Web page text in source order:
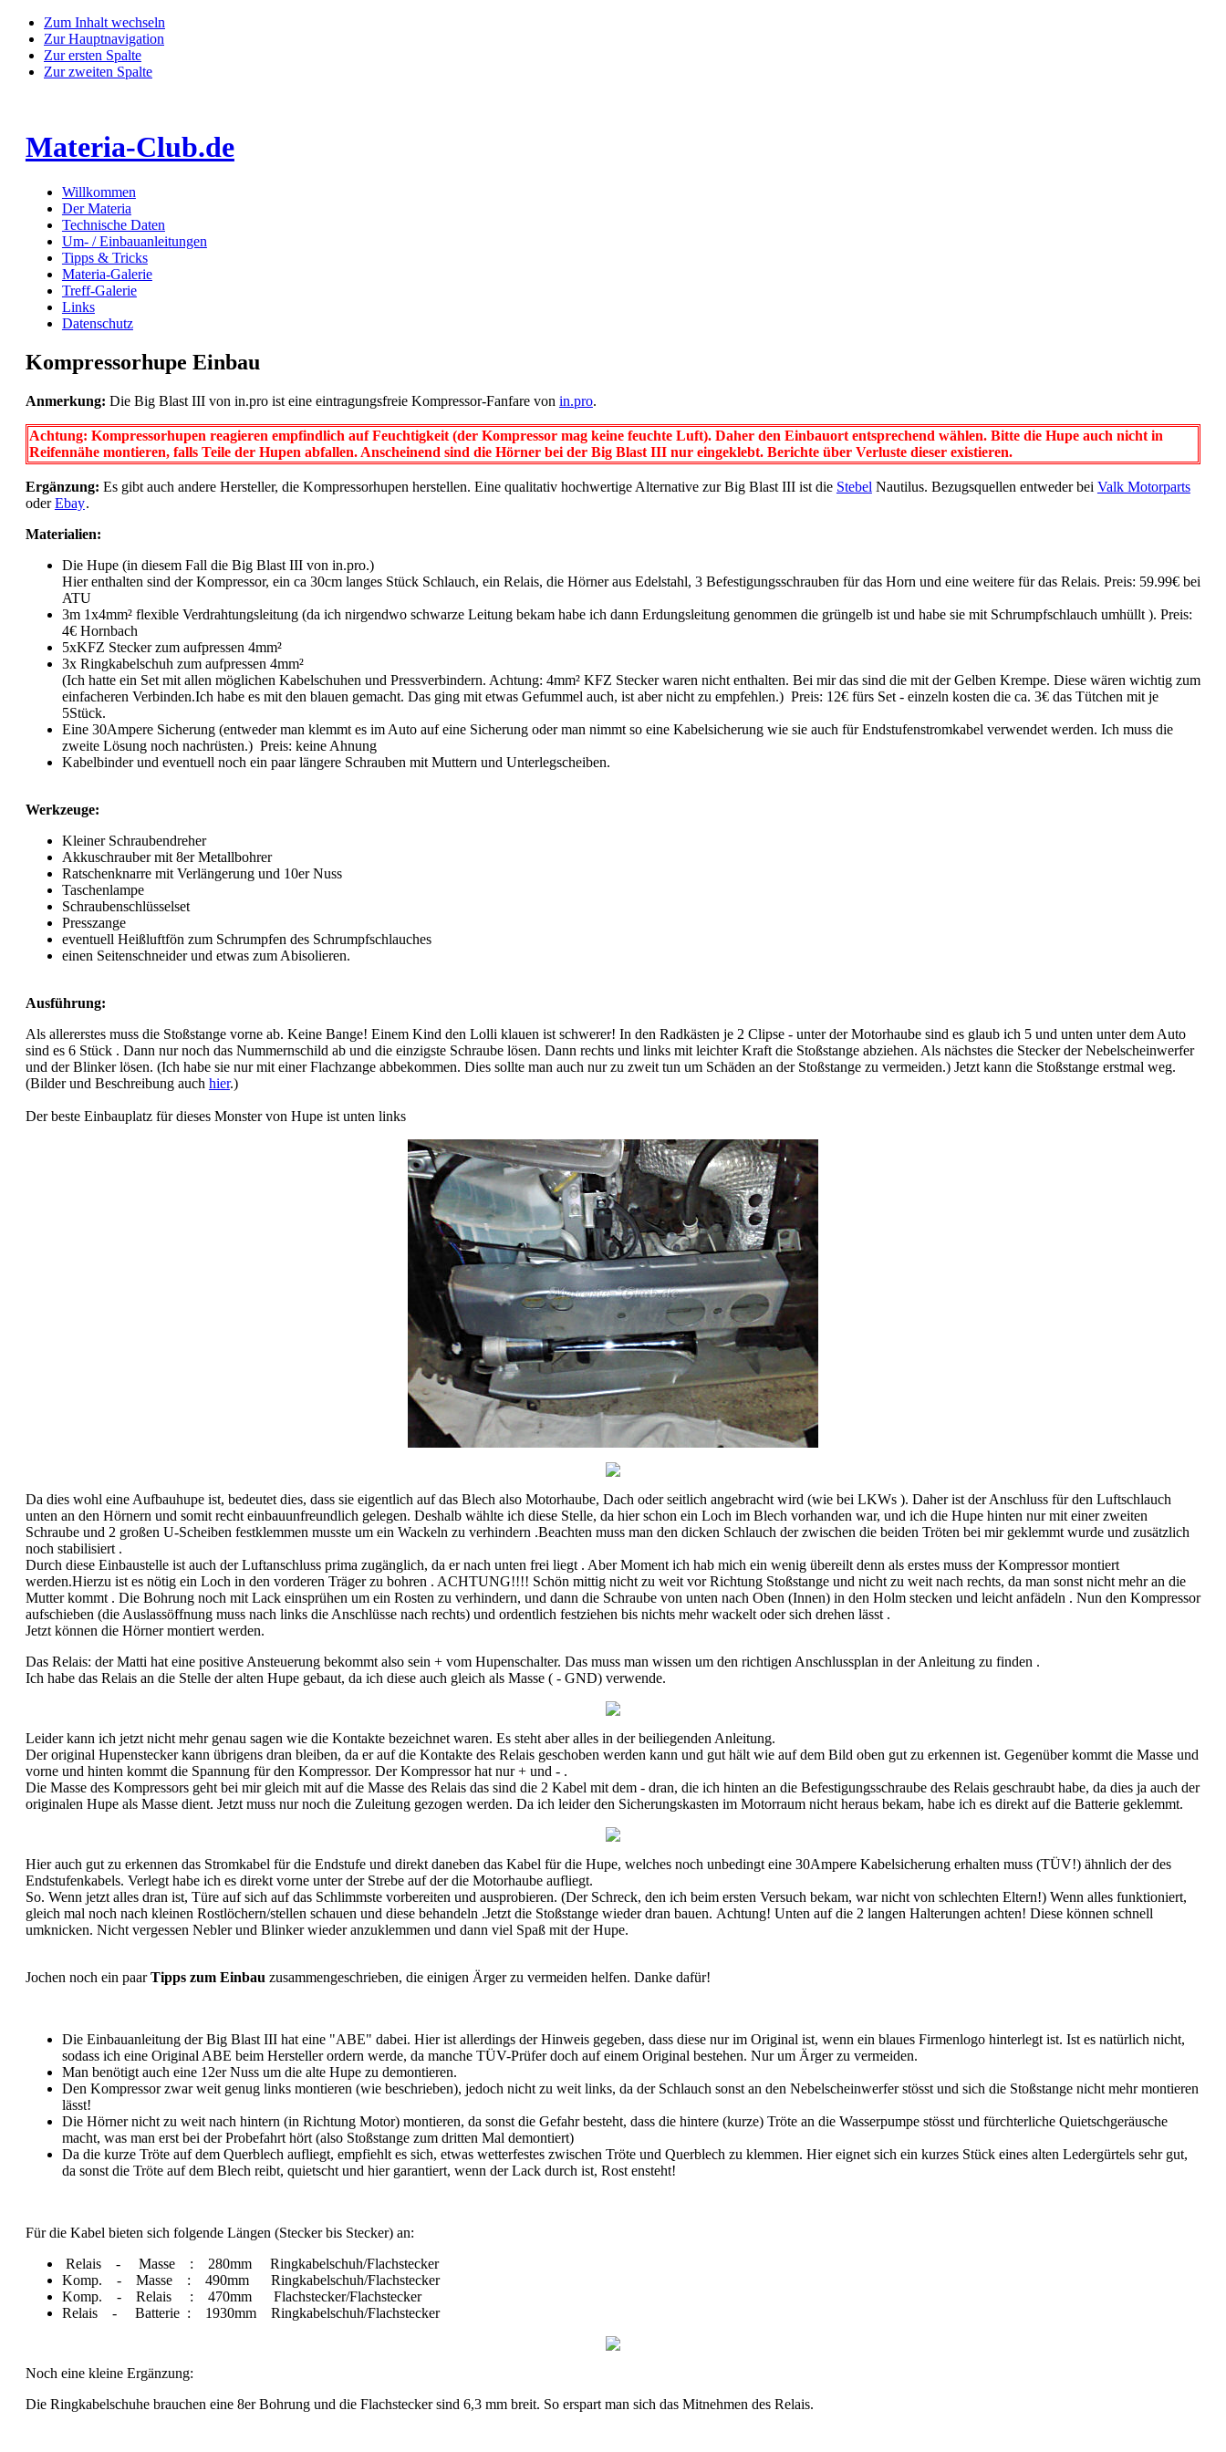
Zum Inhalt wechseln
Zur Hauptnavigation
Zur ersten Spalte
Zur zweiten Spalte
Materia-Club.de
Willkommen
Der Materia
Technische Daten
Um- / Einbauanleitungen
Tipps & Tricks
Materia-Galerie
Treff-Galerie
Links
Datenschutz
Kompressorhupe Einbau
Anmerkung: Die Big Blast III von in.pro ist eine eintragungsfreie Kompressor-Fanfare von in.pro.
Achtung: Kompressorhupen reagieren empfindlich auf Feuchtigkeit (der Kompressor mag keine feuchte Luft). Daher den Einbauort entsprechend wählen. Bitte die Hupe auch nicht in
Reifennähe montieren, falls Teile der Hupen abfallen. Anscheinend sind die Hörner bei der Big Blast III nur eingeklebt. Berichte über Verluste dieser existieren.
Ergänzung: Es gibt auch andere Hersteller, die Kompressorhupen herstellen. Eine qualitativ hochwertige Alternative zur Big Blast III ist die Stebel Nautilus. Bezugsquellen entweder bei Valk Motorparts
oderEbay.
Materialien:
Die Hupe (in diesem Fall die Big Blast III von in.pro.)
Hier enthalten sind der Kompressor, ein ca 30cm langes Stück Schlauch, ein Relais, die Hörner aus Edelstahl, 3 Befestigungsschrauben für das Horn und eine weitere für das Relais. Preis: 59.99€ bei
ATU
3m 1x4mm² flexible Verdrahtungsleitung (da ich nirgendwo schwarze Leitung bekam habe ich dann Erdungsleitung genommen die grüngelb ist und habe sie mit Schrumpfschlauch umhüllt ). Preis:
4€ Hornbach
5xKFZ Stecker zum aufpressen 4mm²
3x Ringkabelschuh zum aufpressen 4mm²
(Ich hatte ein Set mit allen möglichen Kabelschuhen und Pressverbindern. Achtung: 4mm² KFZ Stecker waren nicht enthalten. Bei mir das sind die mit der Gelben Krempe. Diese wären wichtig zum
einfacheren Verbinden.Ich habe es mit den blauen gemacht. Das ging mit etwas Gefummel auch, ist aber nicht zu empfehlen.) Preis: 12€ fürs Set - einzeln kosten die ca. 3€ das Tütchen mit je
5Stück.
Eine 30Ampere Sicherung (entweder man klemmt es im Auto auf eine Sicherung oder man nimmt so eine Kabelsicherung wie sie auch für Endstufenstromkabel verwendet werden. Ich muss die
zweite Lösung noch nachrüsten.) Preis: keine Ahnung
Kabelbinder und eventuell noch ein paar längere Schrauben mit Muttern und Unterlegscheiben.
Werkzeuge:
Kleiner Schraubendreher
Akkuschrauber mit 8er Metallbohrer
Ratschenknarre mit Verlängerung und 10er Nuss
Taschenlampe
Schraubenschlüsselset
Presszange
eventuell Heißluftfön zum Schrumpfen des Schrumpfschlauches
einen Seitenschneider und etwas zum Abisolieren.
Ausführung:
Als allererstes muss die Stoßstange vorne ab. Keine Bange! Einem Kind den Lolli klauen ist schwerer! In den Radkästen je 2 Clipse - unter der Motorhaube sind es glaub ich 5 und unten unter dem Auto
sind es 6 Stück . Dann nur noch das Nummernschild ab und die einzigste Schraube lösen. Dann rechts und links mit leichter Kraft die Stoßstange abziehen. Als nächstes die Stecker der Nebelscheinwerfer
und der Blinker lösen. (Ich habe sie nur mit einer Flachzange abbekommen. Dies sollte man auch nur zu zweit tun um Schäden an der Stoßstange zu vermeiden.) Jetzt kann die Stoßstange erstmal weg.
(Bilder und Beschreibung auch hier.)
Der beste Einbauplatz für dieses Monster von Hupe ist unten links
Da dies wohl eine Aufbauhupe ist, bedeutet dies, dass sie eigentlich auf das Blech also Motorhaube, Dach oder seitlich angebracht wird (wie bei LKWs ). Daher ist der Anschluss für den Luftschlauch
unten an den Hörnern und somit recht einbauunfreundlich gelegen. Deshalb wählte ich diese Stelle, da hier schon ein Loch im Blech vorhanden war, und ich die Hupe hinten nur mit einer zweiten
Schraube und 2 großen U-Scheiben festklemmen musste um ein Wackeln zu verhindern .Beachten muss man den dicken Schlauch der zwischen die beiden Tröten bei mir geklemmt wurde und zusätzlich
noch stabilisiert .
Durch diese Einbaustelle ist auch der Luftanschluss prima zugänglich, da er nach unten frei liegt . Aber Moment ich hab mich ein wenig übereilt denn als erstes muss der Kompressor montiert
werden.Hierzu ist es nötig ein Loch in den vorderen Träger zu bohren . ACHTUNG!!!! Schön mittig nicht zu weit vor Richtung Stoßstange und nicht zu weit nach rechts, da man sonst nicht mehr an die
Mutter kommt . Die Bohrung noch mit Lack einsprühen um ein Rosten zu verhindern, und dann die Schraube von unten nach Oben (Innen) in den Holm stecken und leicht anfädeln . Nun den Kompressor
aufschieben (die Auslassöffnung muss nach links die Anschlüsse nach rechts) und ordentlich festziehen bis nichts mehr wackelt oder sich drehen lässt .
Jetzt können die Hörner montiert werden.
Das Relais: der Matti hat eine positive Ansteuerung bekommt also sein + vom Hupenschalter. Das muss man wissen um den richtigen Anschlussplan in der Anleitung zu finden .
Ich habe das Relais an die Stelle der alten Hupe gebaut, da ich diese auch gleich als Masse ( - GND) verwende.
Leider kann ich jetzt nicht mehr genau sagen wie die Kontakte bezeichnet waren. Es steht aber alles in der beiliegenden Anleitung.
Der original Hupenstecker kann übrigens dran bleiben, da er auf die Kontakte des Relais geschoben werden kann und gut hält wie auf dem Bild oben gut zu erkennen ist. Gegenüber kommt die Masse und
vorne und hinten kommt die Spannung für den Kompressor. Der Kompressor hat nur + und - .
Die Masse des Kompressors geht bei mir gleich mit auf die Masse des Relais das sind die 2 Kabel mit dem - dran, die ich hinten an die Befestigungsschraube des Relais geschraubt habe, da dies ja auch der
originalen Hupe als Masse dient. Jetzt muss nur noch die Zuleitung gezogen werden. Da ich leider den Sicherungskasten im Motorraum nicht heraus bekam, habe ich es direkt auf die Batterie geklemmt.
Hier auch gut zu erkennen das Stromkabel für die Endstufe und direkt daneben das Kabel für die Hupe, welches noch unbedingt eine 30Ampere Kabelsicherung erhalten muss (TÜV!) ähnlich der des
Endstufenkabels. Verlegt habe ich es direkt vorne unter der Strebe auf der die Motorhaube aufliegt.
So. Wenn jetzt alles dran ist, Türe auf sich auf das Schlimmste vorbereiten und ausprobieren. (Der Schreck, den ich beim ersten Versuch bekam, war nicht von schlechten Eltern!) Wenn alles funktioniert,
gleich mal noch nach kleinen Rostlöchern/stellen schauen und diese behandeln .Jetzt die Stoßstange wieder dran bauen. Achtung! Unten auf die 2 langen Halterungen achten! Diese können schnell
umknicken. Nicht vergessen Nebler und Blinker wieder anzuklemmen und dann viel Spaß mit der Hupe.
Jochen noch ein paarTipps zum Einbau zusammengeschrieben, die einigen Ärger zu vermeiden helfen. Danke dafür!
Die Einbauanleitung der Big Blast III hat eine "ABE" dabei. Hier ist allerdings der Hinweis gegeben, dass diese nur im Original ist, wenn ein blaues Firmenlogo hinterlegt ist. Ist es natürlich nicht,
sodass ich eine Original ABE beim Hersteller ordern werde, da manche TÜV-Prüfer doch auf einem Original bestehen. Nur um Ärger zu vermeiden.
Man benötigt auch eine 12er Nuss um die alte Hupe zu demontieren.
Den Kompressor zwar weit genug links montieren (wie beschrieben), jedoch nicht zu weit links, da der Schlauch sonst an den Nebelscheinwerfer stösst und sich die Stoßstange nicht mehr montieren
lässt!
Die Hörner nicht zu weit nach hintern (in Richtung Motor) montieren, da sonst die Gefahr besteht, dass die hintere (kurze) Tröte an die Wasserpumpe stösst und fürchterliche Quietschgeräusche
macht, was man erst bei der Probefahrt hört (also Stoßstange zum dritten Mal demontiert)
Da die kurze Tröte auf dem Querblech aufliegt, empfiehlt es sich, etwas wetterfestes zwischen Tröte und Querblech zu klemmen. Hier eignet sich ein kurzes Stück eines alten Ledergürtels sehr gut,
da sonst die Tröte auf dem Blech reibt, quietscht und hier garantiert, wenn der Lack durch ist, Rost ensteht!
Für die Kabel bieten sich folgende Längen (Stecker bis Stecker) an:
Relais - Masse : 280mm Ringkabelschuh/Flachstecker
Komp. - Masse : 490mm Ringkabelschuh/Flachstecker
Komp. - Relais : 470mm Flachstecker/Flachstecker
Relais - Batterie : 1930mm Ringkabelschuh/Flachstecker
Noch eine kleine Ergänzung:
Die Ringkabelschuhe brauchen eine 8er Bohrung und die Flachstecker sind 6,3 mm breit. So erspart man sich das Mitnehmen des Relais.